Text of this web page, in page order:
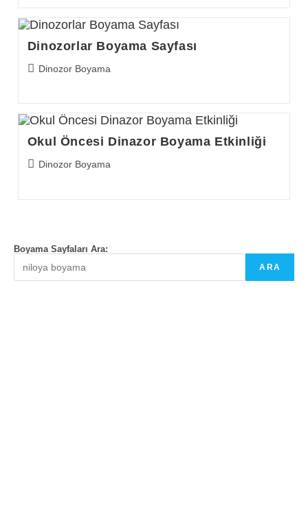
Dinozorlar Boyama Sayfası
PostDinozor Boyama
Okul Öncesi Dinazor Boyama Etkinliği
PostDinozor Boyama
Boyama Sayfaları Ara:
ARA